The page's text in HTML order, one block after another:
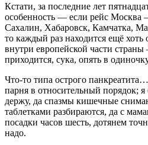
Кстати, за последние лет
особенность — если рейс
Сахалин, Хабаровск, Камчатка,
то каждый раз находится ещё хоть
внутри европейской части
приходится, сука, опять в
Что-то типа острого
парня в относительный порядок;
держу, да спазмы кишечные
таблетками разбираются, да с
посадки часов шесть, дотянем
надо.